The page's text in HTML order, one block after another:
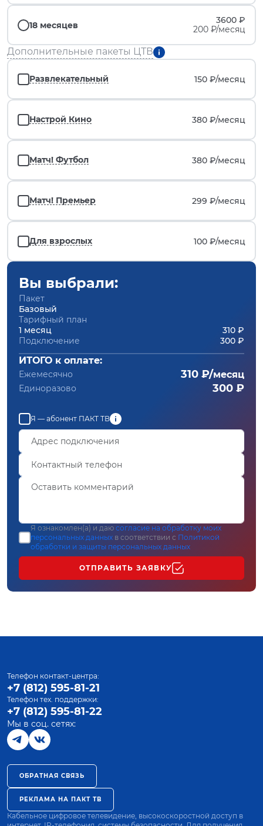
18 месяцев
3600 ₽
200 ₽/месяц
Дополнительные пакеты ЦТВ
Развлекательный 150 ₽/месяц
Настрой Кино 380 ₽/месяц
Матч! Футбол 380 ₽/месяц
Матч! Премьер 299 ₽/месяц
Для взрослых 100 ₽/месяц
Вы выбрали:
Пакет
Базовый
Тарифный план
1 месяц
310 ₽
Подключение
300 ₽
ИТОГО к оплате:
Ежемесячно 310 ₽/месяц
Единоразово 300 ₽
Я — абонент ПАКТ ТВ
Я ознакомлен(а) и даю согласие на обработку моих
персональных данных в соответствии с Политикой
обработки и защиты персональных данных
ОТПРАВИТЬ ЗАЯВКУ
Телефон контакт-центра:
+7 (812) 595-81-21
Телефон тех. поддержки:
+7 (812) 595-81-22
Мы в соц. сетях:
ОБРАТНАЯ СВЯЗЬ
РЕКЛАМА НА ПАКТ ТВ
Кабельное цифровое телевидение, высокоскоростной доступ в